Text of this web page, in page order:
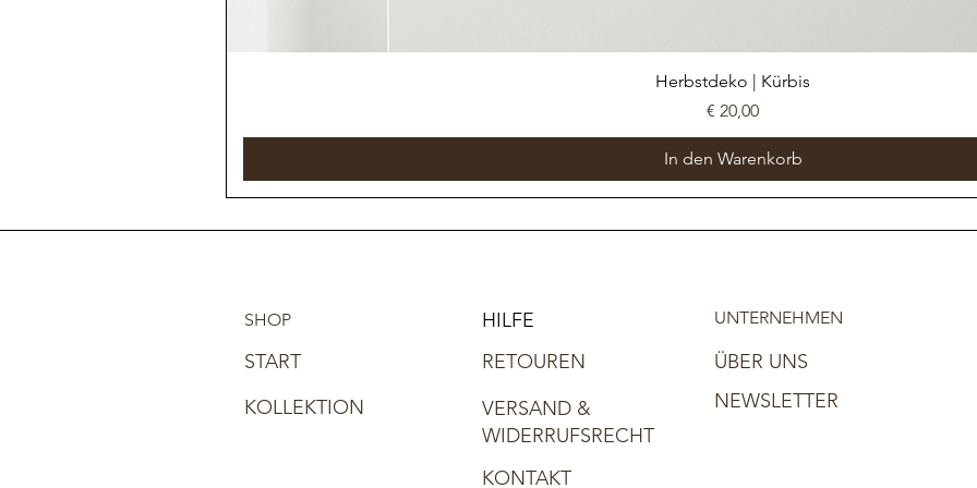
Herbstdeko | Kürbis
Preis
€ 20,00
In den Warenkorb
SHOP
START
KOLLEKTION
HILFE UNTERNEHMEN
RETOUREN
ÜBER UNS
VERSAND &
WIDERRUFSRECHT
NEWSLETTER
KONTAKT